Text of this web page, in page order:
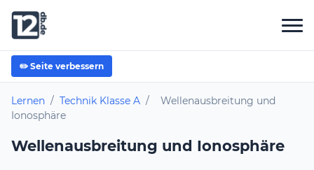
✏️ Seite verbessern
Lernen / Technik Klasse A /
Wellenausbreitung und
Ionosphäre
Wellenausbreitung und Ionosphäre